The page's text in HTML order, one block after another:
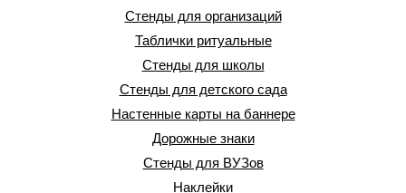
Стенды для организаций
Таблички ритуальные
Стенды для школы
Стенды для детского сада
Настенные карты на баннере
Дорожные знаки
Стенды для ВУЗов
Наклейки